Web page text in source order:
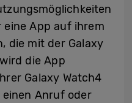
eine App auf ihrem
die mit der Galaxy
die App
Galaxy Watch4
einen Anruf oder